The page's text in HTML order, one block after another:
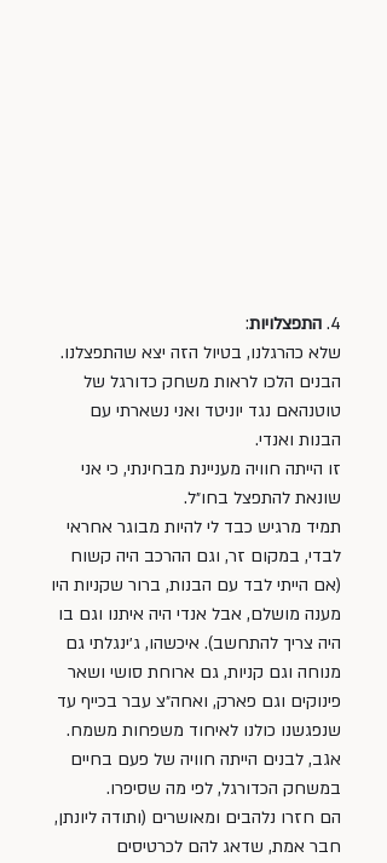
4. התפצלויות:
שלא כהרגלנו, בטיול הזה יצא שהתפצלנו.
הבנים הלכו לראות משחק כדורגל של
טוטנהאם נגד יוניטד ואני נשארתי עם
הבנות ואנדי.
זו הייתה חוויה מעניינת מבחינתי, כי אני
שונאת להתפצל בחו״ל.
תמיד מרגיש כבד לי להיות מבוגר אחראי
לבדי, במקום זר, וגם ההרכב היה קשוח
(אם הייתי לבד עם הבנות, ברור שקניות היו
מענה מושלם, אבל אנדי היה איתנו וגם בו
היה צריך להתחשב). איכשהו, ג׳ינגלתי גם
מנוחה וגם קניות, גם ארוחת סושי ושאר
פינוקים וגם פארק, ואחה״צ עבר בכייף עד
שנפגשנו כולנו לאיחוד משפחות משמח.
אגב, לבנים הייתה חוויה של פעם בחיים
במשחק הכדורגל, לפי מה שסיפרו.
הם חזרו נלהבים ומאושרים (ותודה ליונתן,
חבר אמת, שדאג להם לכרטיסים